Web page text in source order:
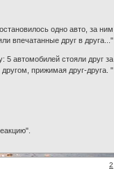
одно авто, за ним
впечатанные друг в друга..."
5 автомобилей стояли друг за
другом, прижимая друг-друга. "
2